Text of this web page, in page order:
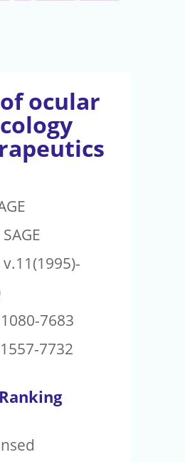
ocular
SAGE
v.11(1995)-
1080-7683
1557-7732